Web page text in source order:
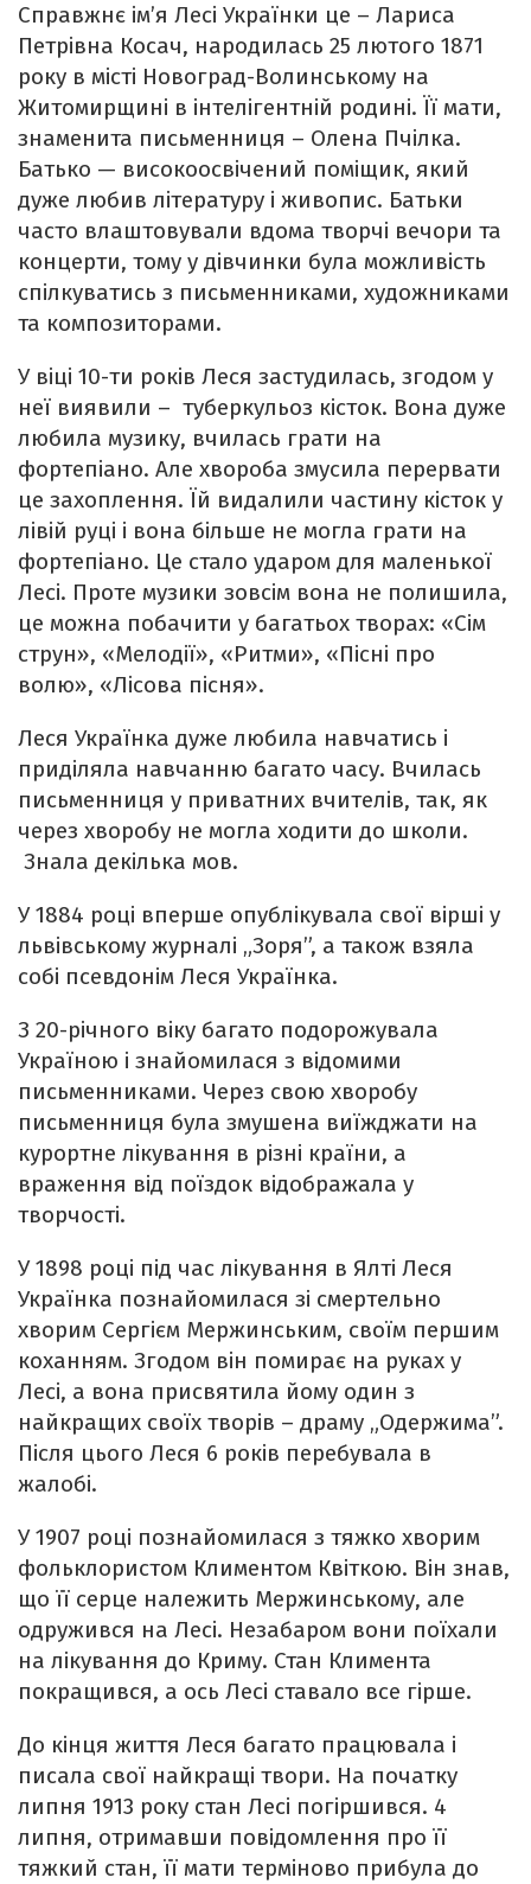
Справжнє ім’я Лесі Українки це – Лариса
Петрівна Косач, народилась 25 лютого 1871
року в місті Новоград-Волинському на
Житомирщині в інтелігентній родині. Її мати,
знаменита письменниця – Олена Пчілка.
Батько — високоосвічений поміщик, який
дуже любив літературу і живопис. Батьки
часто влаштовували вдома творчі вечори та
концерти, тому у дівчинки була можливість
спілкуватись з письменниками, художниками
та композиторами.
У віці 10-ти років Леся застудилась, згодом у
неї виявили – туберкульоз кісток. Вона дуже
любила музику, вчилась грати на
фортепіано. Але хвороба змусила перервати
це захоплення. Їй видалили частину кісток у
лівій руці і вона більше не могла грати на
фортепіано. Це стало ударом для маленької
Лесі. Проте музики зовсім вона не полишила,
це можна побачити у багатьох творах: «Сім
струн», «Мелодії», «Ритми», «Пісні про
волю», «Лісова пісня».
Леся Українка дуже любила навчатись і
приділяла навчанню багато часу. Вчилась
письменниця у приватних вчителів, так, як
через хворобу не могла ходити до школи.
Знала декілька мов.
У 1884 році вперше опублікувала свої вірші у
львівському журналі „Зоря”, а також взяла
собі псевдонім Леся Українка.
З 20-річного віку багато подорожувала
Україною і знайомилася з відомими
письменниками. Через свою хворобу
письменниця була змушена виїжджати на
курортне лікування в різні країни, а
враження від поїздок відображала у
творчості.
У 1898 році під час лікування в Ялті Леся
Українка познайомилася зі смертельно
хворим Сергієм Мержинським, своїм першим
коханням. Згодом він помирає на руках у
Лесі, а вона присвятила йому один з
найкращих своїх творів – драму „Одержима”.
Після цього Леся 6 років перебувала в
жалобі.
У 1907 році познайомилася з тяжко хворим
фольклористом Климентом Квіткою. Він знав,
що її серце належить Мержинському, але
одружився на Лесі. Незабаром вони поїхали
на лікування до Криму. Стан Климента
покращився, а ось Лесі ставало все гірше.
До кінця життя Леся багато працювала і
писала свої найкращі твори. На початку
липня 1913 року стан Лесі погіршився. 4
липня, отримавши повідомлення про її
тяжкий стан, її мати терміново прибула до